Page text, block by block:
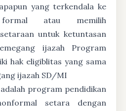
yang terkendala ke
formal atau memilih
untuk ketuntasan
ijazah Program
hak eligiblitas yang sama
ijazah SD/MI
adalah program pendidikan
setara dengan